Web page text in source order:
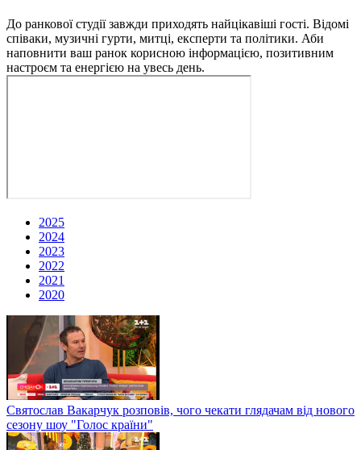
До ранкової студії завжди приходять найцікавіші гості. Відомі
співаки, музичні гурти, митці, експерти та політики. Аби
наповнити ваш ранок корисною інформацією, позитивним
настроєм та енергією на увесь день.
2025
2024
2023
2022
2021
2020
Святослав Вакарчук розповів, чого чекати глядачам від нового
сезону шоу "Голос країни"